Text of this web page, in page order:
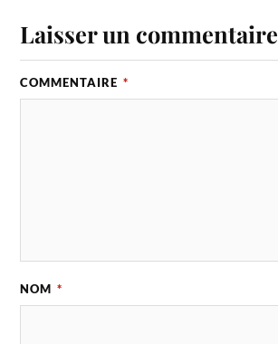
Laisser un commentaire
COMMENTAIRE *
NOM *